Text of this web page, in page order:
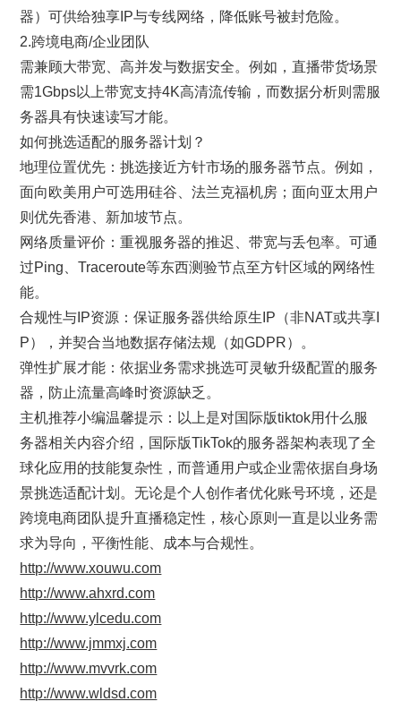
器）可供给独享IP与专线网络，降低账号被封危险。
2.跨境电商/企业团队
需兼顾大带宽、高并发与数据安全。例如，直播带货场景
需1Gbps以上带宽支持4K高清流传输，而数据分析则需服
务器具有快速读写才能。
如何挑选适配的服务器计划？
地理位置优先：挑选接近方针市场的服务器节点。例如，
面向欧美用户可选用硅谷、法兰克福机房；面向亚太用户
则优先香港、新加坡节点。
网络质量评价：重视服务器的推迟、带宽与丢包率。可通
过Ping、Traceroute等东西测验节点至方针区域的网络性
能。
合规性与IP资源：保证服务器供给原生IP（非NAT或共享I
P），并契合当地数据存储法规（如GDPR）。
弹性扩展才能：依据业务需求挑选可灵敏升级配置的服务
器，防止流量高峰时资源缺乏。
主机推荐小编温馨提示：以上是对国际版tiktok用什么服
务器相关内容介绍，国际版TikTok的服务器架构表现了全
球化应用的技能复杂性，而普通用户或企业需依据自身场
景挑选适配计划。无论是个人创作者优化账号环境，还是
跨境电商团队提升直播稳定性，核心原则一直是以业务需
求为导向，平衡性能、成本与合规性。
http://www.xouwu.com
http://www.ahxrd.com
http://www.ylcedu.com
http://www.jmmxj.com
http://www.mvvrk.com
http://www.wldsd.com